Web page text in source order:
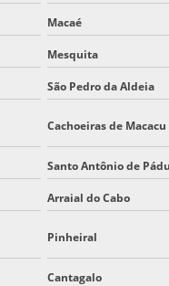
Macaé
Mesquita
São Pedro da Aldeia
Cachoeiras de Macacu
Santo Antônio de
Arraial do Cabo
Pinheiral
Cantagalo